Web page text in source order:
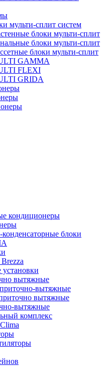
мульти-сплит систем
блоки мульти-сплит
блоки мульти-сплит
блоки мульти-сплит
GAMMA
FLEXI
GRIDA
кондиционеры
блоки
вытяжные
вытяжные
вытяжные
вытяжные
комплекс